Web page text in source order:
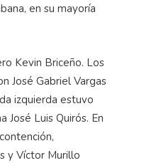
en su mayoría
Kevin Briceño. Los
José Gabriel Vargas
izquierda estuvo
José Luis Quirós. En
y Víctor Murillo